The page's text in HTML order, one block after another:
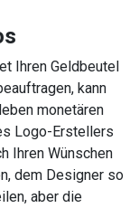
Ihren Geldbeutel
kann
monetären
Logo-Erstellers
Ihren Wünschen
dem Designer so
aber die